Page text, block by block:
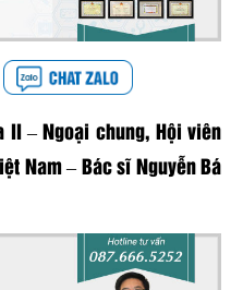
II – Ngoại chung, Hội viên
Nam – Bác sĩ Nguyễn Bá